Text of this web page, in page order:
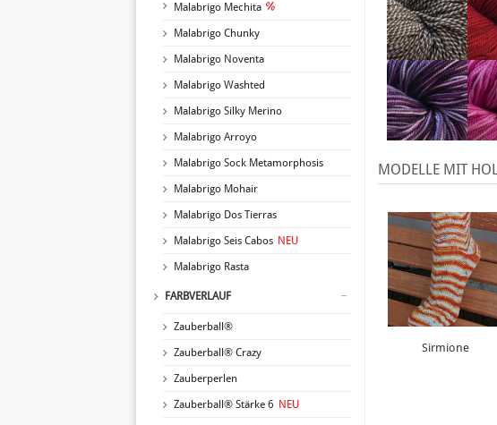
Malabrigo Mechita
Malabrigo Chunky
Malabrigo Noventa
Malabrigo Washted
Malabrigo Silky Merino
Malabrigo Arroyo
Malabrigo Sock Metamorphosis
Malabrigo Mohair
Malabrigo Dos Tierras
Malabrigo Seis Cabos NEU
Malabrigo Rasta
FARBVERLAUF
Zauberball®
Zauberball® Crazy
Zauberperlen
Zauberball® Stärke 6 NEU
MODELLE MIT
Sirmione